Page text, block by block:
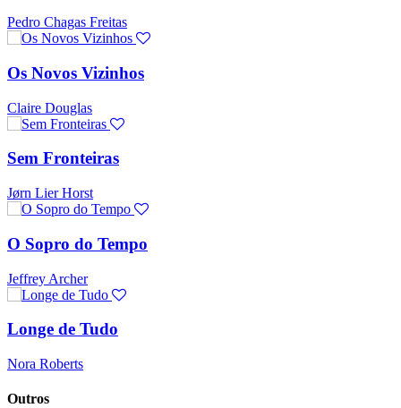
Pedro Chagas Freitas
Os Novos Vizinhos
Claire Douglas
Sem Fronteiras
Jørn Lier Horst
O Sopro do Tempo
Jeffrey Archer
Longe de Tudo
Nora Roberts
Outros